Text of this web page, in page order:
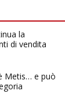
la
di vendita
Metis… e può